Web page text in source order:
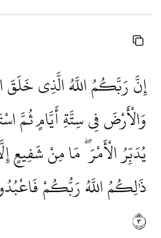
إِنَّ رَبَّكُمُ اللَّهُ الَّذِي خَلَقَ
وَالْأَرْضَ فِي سِتَّةِ أَيَّامٍ ثُمَّ
يُدَبِّرُ الْأَمْرَ ۖ مَا مِنْ شَفِيعٍ
ذَٰلِكُمُ اللَّهُ رَبُّكُمْ
٣